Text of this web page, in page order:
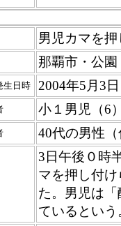
男児カマを
那覇市・公園
生日時 2004年5月3
小１男児（6
40代の男性
3日午後０時
マを押し付
た。男児は
ているという